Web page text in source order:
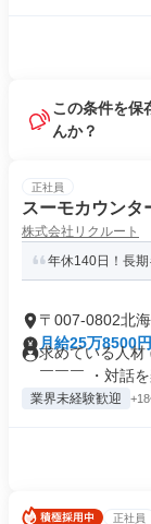
この条件を保
んか？
正社員
スーモカウンタ
株式会社リクルート
年休140日！長
〒007-0802北
月給25万8500
求めている人材
￣￣￣ ・対話を
業界未経験歓迎
正社員